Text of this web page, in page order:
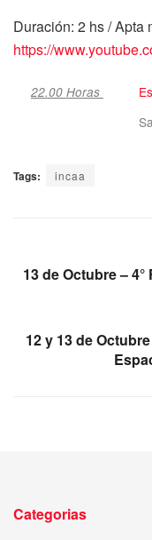
Duración: 2 hs / Apta
https://
22.00 Horas
Tags: incaa
13 de Octubre –
12 y 13 de
Categorias